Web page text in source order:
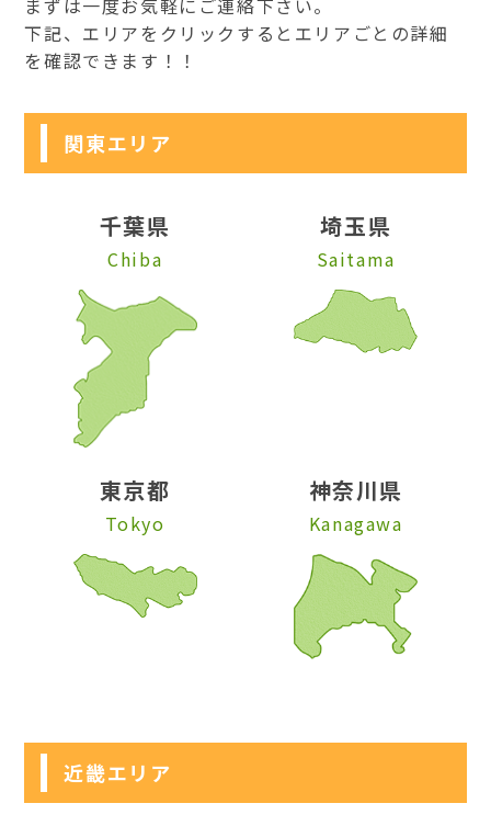
まずは一度お気軽にご連絡下さい。
下記、エリアをクリックするとエリアごとの詳細
を確認できます！！
関東エリア
千葉県
Chiba
埼玉県
Saitama
東京都
Tokyo
神奈川県
Kanagawa
近畿エリア